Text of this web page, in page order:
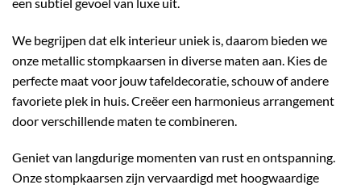
We begrijpen dat elk interieur uniek is, daarom bieden we
onze metallic stompkaarsen in diverse maten aan. Kies de
perfecte maat voor jouw tafeldecoratie, schouw of andere
favoriete plek in huis. Creëer een harmonieus arrangement
door verschillende maten te combineren.
Geniet van langdurige momenten van rust en ontspanning.
Onze stompkaarsen zijn vervaardigd met hoogwaardige